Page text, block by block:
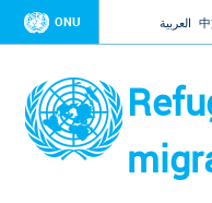
ONU العربية